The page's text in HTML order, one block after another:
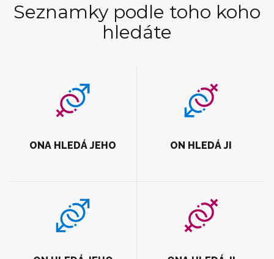
Seznamky podle toho koho
hledáte
ONA HLEDÁ JEHO ON HLEDÁ JI